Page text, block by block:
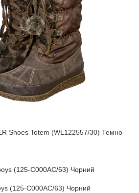
Shoes Totem (WL122557/30) Темно-
(125-C000AC/63) Чорний